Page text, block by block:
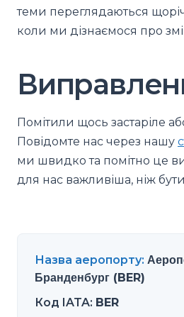
теми переглядаються
коли ми дізнаємося про
Помітили щось застаріле
Повідомте нас через нашу
ми швидко та помітно це
для нас важливіша, ніж
Назва аеропорту:
Бранденбург (BER)
Код IATA: BER